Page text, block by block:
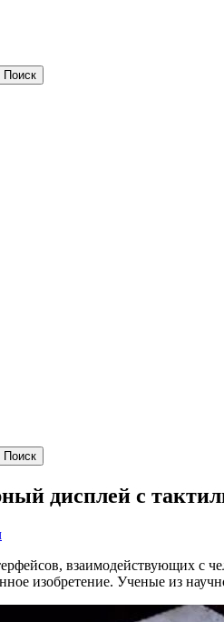
дисплей с
взаимодействующих с
изобретение. Ученые из